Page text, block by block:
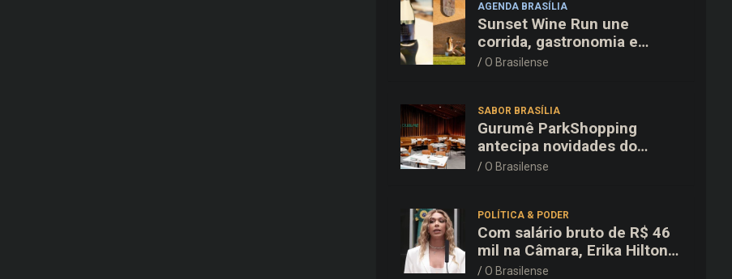
AGENDA BRASÍLIA
Sunset Wine Run une
corrida, gastronomia e
enoturismo na Vinícola
O Brasilense
SABOR BRASÍLIA
Gurumê ParkShopping
antecipa novidades do
cardápio e oferece 25% de
O Brasilense
POLÍTICA & PODER
Com salário bruto de R$ 46
mil na Câmara, Erika Hilton
declara patrimônio de R$
O Brasilense